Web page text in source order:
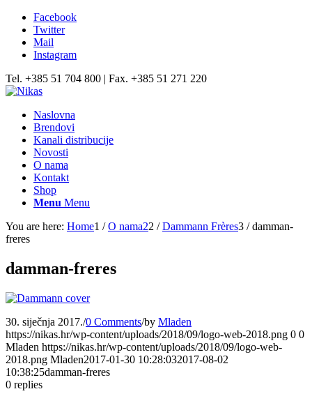
Facebook
Twitter
Mail
Instagram
Tel. +385 51 704 800 | Fax. +385 51 271 220
Naslovna
Brendovi
Kanali distribucije
Novosti
O nama
Kontakt
Shop
Menu Menu
You are here: Home1 / O nama22 / Dammann Frѐres3 / damman-
freres
damman-freres
30. siječnja 2017./0 Comments/by Mladen
https://nikas.hr/wp-content/uploads/2018/09/logo-web-2018.png 0 0
Mladen https://nikas.hr/wp-content/uploads/2018/09/logo-web-
2018.png Mladen2017-01-30 10:28:032017-08-02
10:38:25damman-freres
0 replies